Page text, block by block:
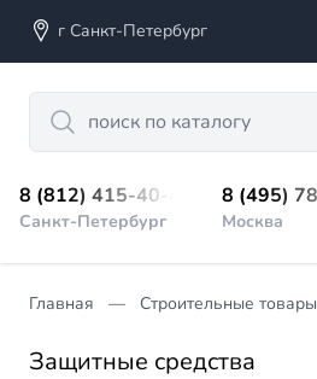
г Санкт-Петербург
Search
8 (812) 415-40-45
Санкт-Петербург
8 (495)
Москва
Главная Строительные товары
Защитные средства